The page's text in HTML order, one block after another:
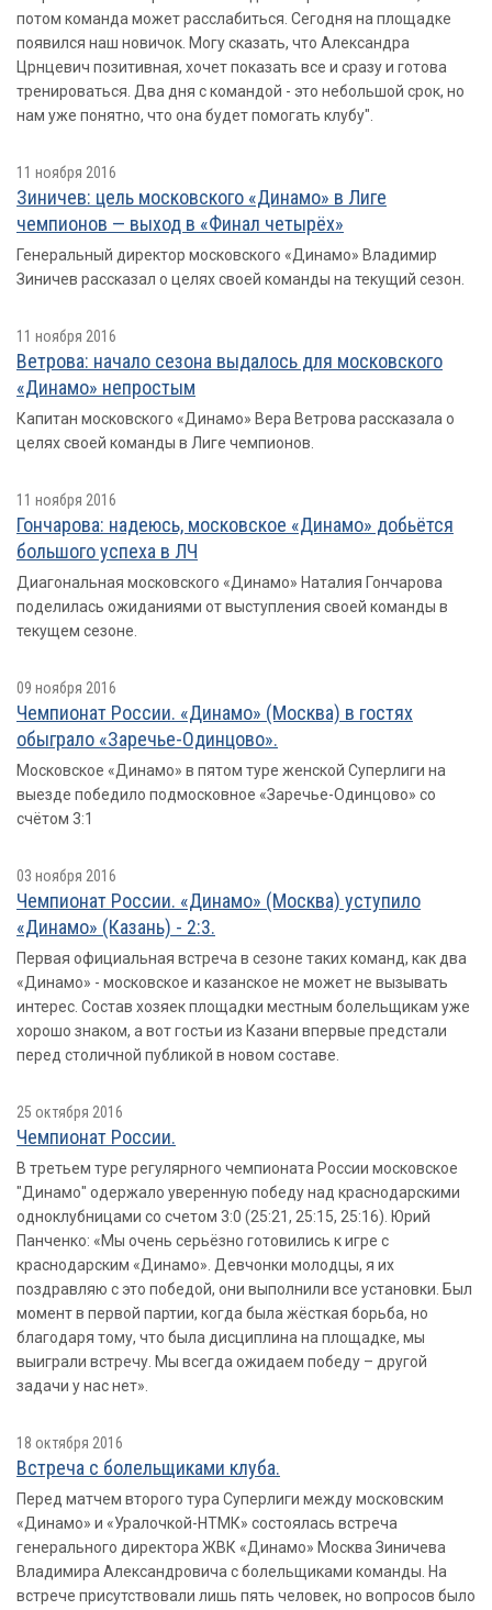
потом команда может расслабиться. Сегодня на площадке
появился наш новичок. Могу сказать, что Александра
Црнцевич позитивная, хочет показать все и сразу и готова
тренироваться. Два дня с командой - это небольшой срок, но
нам уже понятно, что она будет помогать клубу".
11 ноября 2016
Зиничев: цель московского «Динамо» в Лиге
чемпионов — выход в «Финал четырёх»
Генеральный директор московского «Динамо» Владимир
Зиничев рассказал о целях своей команды на текущий сезон.
11 ноября 2016
Ветрова: начало сезона выдалось для московского
«Динамо» непростым
Капитан московского «Динамо» Вера Ветрова рассказала о
целях своей команды в Лиге чемпионов.
11 ноября 2016
Гончарова: надеюсь, московское «Динамо» добьётся
большого успеха в ЛЧ
Диагональная московского «Динамо» Наталия Гончарова
поделилась ожиданиями от выступления своей команды в
текущем сезоне.
09 ноября 2016
Чемпионат России. «Динамо» (Москва) в гостях
обыграло «Заречье-Одинцово».
Московское «Динамо» в пятом туре женской Суперлиги на
выезде победило подмосковное «Заречье-Одинцово» со
счётом 3:1
03 ноября 2016
Чемпионат России. «Динамо» (Москва) уступило
«Динамо» (Казань) - 2:3.
Первая официальная встреча в сезоне таких команд, как два
«Динамо» - московское и казанское не может не вызывать
интерес. Состав хозяек площадки местным болельщикам уже
хорошо знаком, а вот гостьи из Казани впервые предстали
перед столичной публикой в новом составе.
25 октября 2016
Чемпионат России.
В третьем туре регулярного чемпионата России московское
"Динамо" одержало уверенную победу над краснодарскими
одноклубницами со счетом 3:0 (25:21, 25:15, 25:16). Юрий
Панченко: «Мы очень серьёзно готовились к игре с
краснодарским «Динамо». Девчонки молодцы, я их
поздравляю с это победой, они выполнили все установки. Был
момент в первой партии, когда была жёсткая борьба, но
благодаря тому, что была дисциплина на площадке, мы
выиграли встречу. Мы всегда ожидаем победу – другой
задачи у нас нет».
18 октября 2016
Встреча с болельщиками клуба.
Перед матчем второго тура Суперлиги между московским
«Динамо» и «Уралочкой-НТМК» состоялась встреча
генерального директора ЖВК «Динамо» Москва Зиничева
Владимира Александровича с болельщиками команды. На
встрече присутствовали лишь пять человек, но вопросов было